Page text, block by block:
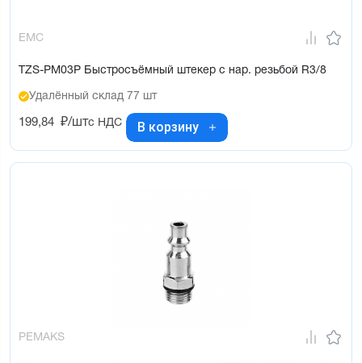
EMC
TZS-PM03P Быстросъёмный штекер с нар. резьбой R3/8
Удалённый склад 77 шт
199,84 ₽/штс НДС В корзину
PEMAKS